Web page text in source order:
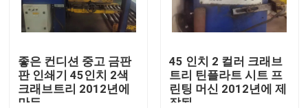
화면
회사 소개
좋은 컨디션 중고 금판
판 인쇄기 45인치 2색
크래브트리 2012년에
만든
45 인치 2 컬러 크래브
트리 틴플라트 시트 프
린팅 머신 2012년에 제
작된